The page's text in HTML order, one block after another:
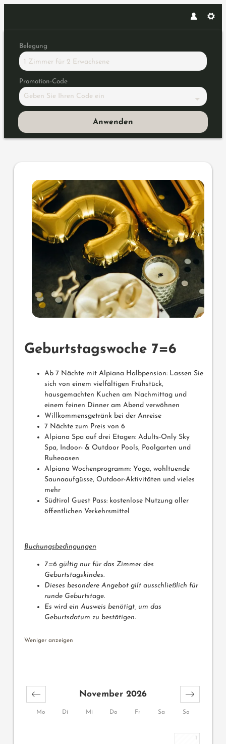
Belegung
1 Zimmer für 2 Erwachsene
Promotion-Code
Geben Sie Ihren Code ein
Anwenden
Angebotsdetails für
Geburtstagswoche 7=6
Ab 7 Nächte mit Alpiana Halbpension: Lassen Sie
sich von einem vielfältigen Frühstück,
hausgemachten Kuchen am Nachmittag und
einem feinen Dinner am Abend verwöhnen
Willkommensgetränk bei der Anreise
7 Nächte zum Preis von 6
Alpiana Spa auf drei Etagen: Adults-Only Sky
Spa, Indoor- & Outdoor Pools, Poolgarten und
Ruheoasen
Alpiana Wochenprogramm: Yoga, wohltuende
Saunaaufgüsse, Outdoor-Aktivitäten und vieles
mehr
Südtirol Guest Pass: kostenlose Nutzung aller
öffentlichen Verkehrsmittel
Buchungsbedingungen
7=6 gültig nur für das Zimmer des
Geburtstagskindes.
Dieses besondere Angebot gilt ausschließlich für
runde Geburtstage.
Es wird ein Ausweis benötigt, um das
Geburtsdatum zu bestätigen.
Weniger anzeigen
Mo Di Mi Do Fr Sa So
November 2026